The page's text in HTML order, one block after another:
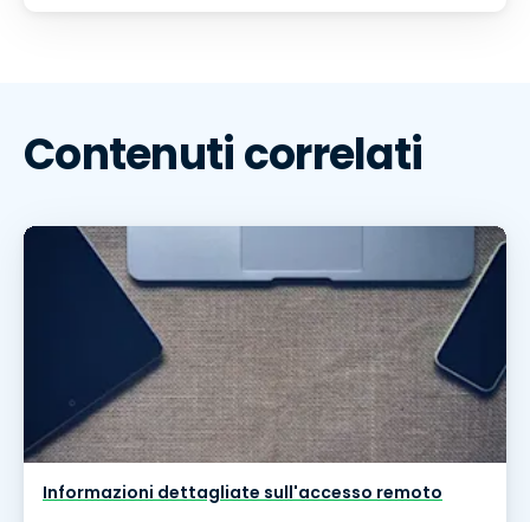
Contenuti correlati
Informazioni dettagliate sull'accesso remoto